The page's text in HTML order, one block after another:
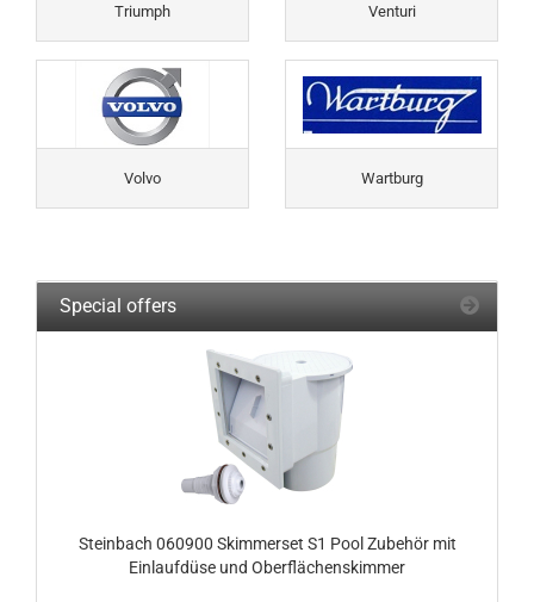
Triumph Venturi
Volvo Wartburg
Special offers
Steinbach 060900 Skimmerset S1 Pool Zubehör mit
Einlaufdüse und Oberflächenskimmer